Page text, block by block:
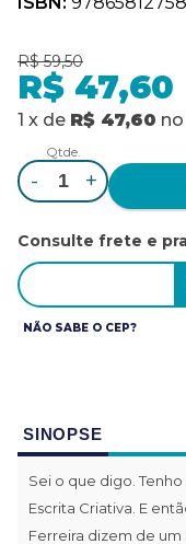
R$ 59,50
R$ 47,60
1 x de R$ 47,60 no
Qtde.
- +
Consulte frete e
NÃO SABE O CEP?
SINOPSE
Sei o que digo.
Escrita Criativa. E
Ferreira dizem de